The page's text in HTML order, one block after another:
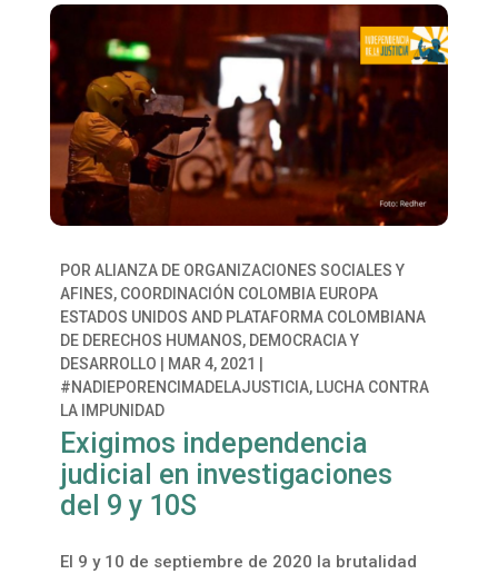
PORALIANZA DE ORGANIZACIONES SOCIALES Y
AFINES, COORDINACIÓN COLOMBIA EUROPA
ESTADOS UNIDOS AND PLATAFORMA COLOMBIANA
DE DERECHOS HUMANOS, DEMOCRACIA Y
DESARROLLO
MAR 4, 2021
#NADIEPORENCIMADELAJUSTICIA, LUCHA CONTRA
LA IMPUNIDAD
Exigimos independencia
judicial en investigaciones
del 9 y 10S
El 9 y 10 de septiembre de 2020 la brutalidad